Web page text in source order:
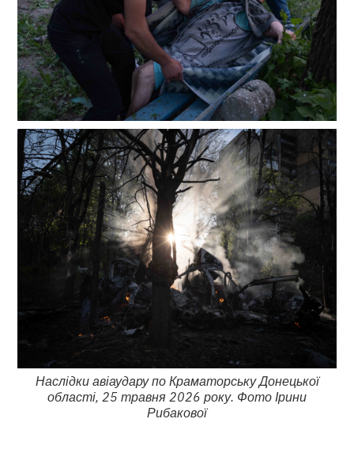
Наслідки авіаудару по Краматорську Донецької
області, 25 травня 2026 року. Фото Ірини
Рибакової